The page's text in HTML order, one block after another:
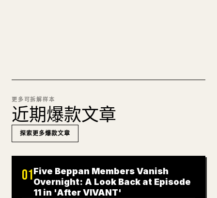
更多可拆解样本
近期爆款文章
探索更多爆款文章
01Five Beppan Members Vanish
Overnight: A Look Back at Episode
11 in 'After VIVANT'